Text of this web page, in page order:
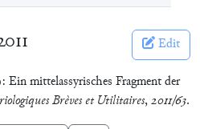
Edit
Ein mittelassyrisches Fragment der
Brèves et Utilitaires,2011/63.